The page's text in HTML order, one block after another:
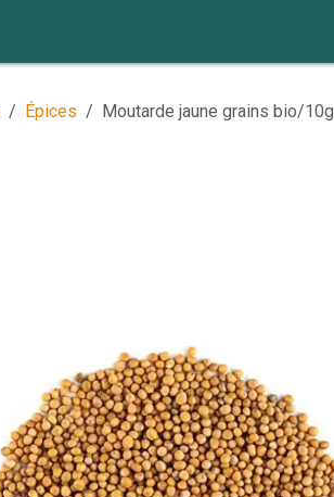
Épices Moutarde jaune grains bio/10g